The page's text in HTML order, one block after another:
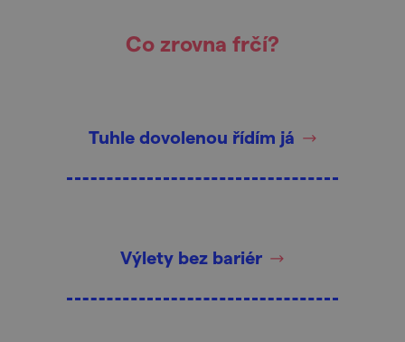
Co zrovna frčí?
Tuhle dovolenou řídím já
Výlety bez bariér